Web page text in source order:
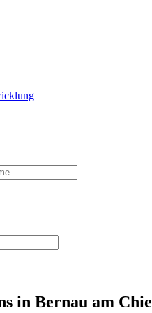
in Bernau am